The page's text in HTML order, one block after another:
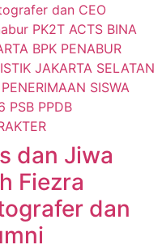
dan Jiwa
Fiezra
dan